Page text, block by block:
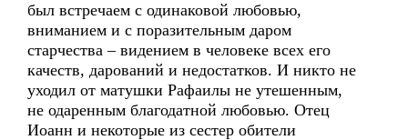
был встречаем с одинаковой любовью,
вниманием и с поразительным даром
старчества – видением в человеке всех его
качеств, дарований и недостатков. И никто не
уходил от матушки Рафаилы не утешенным,
не одаренным благодатной любовью. Отец
Иоанн и некоторые из сестер обители